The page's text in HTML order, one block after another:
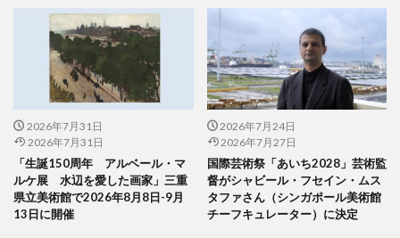
2026年7月31日
2026年7月31日
「生誕150周年 アルベール・マ
ルケ展 水辺を愛した画家」三重
県立美術館で2026年8月8日-9月
13日に開催
2026年7月24日
2026年7月27日
国際芸術祭「あいち2028」芸術監
督がシャビール・フセイン・ムス
タファさん（シンガポール美術館
チーフキュレーター）に決定